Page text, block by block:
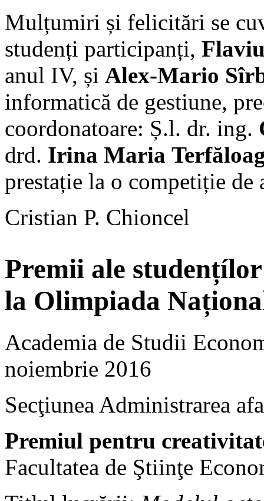
Mulțumiri și felicitări se
studenți participanți,
anul IV, și Alex-Mario
informatică de gestiune,
coordonatoare: Ș.l. dr. ing.
drd. Irina Maria
prestație la o competiție
Cristian P. Chioncel
Premii ale
la Olimpiada
Academia de Studii
noiembrie 2016
Secţiunea Administrarea
Premiul pentru
Facultatea de Ştiinţe